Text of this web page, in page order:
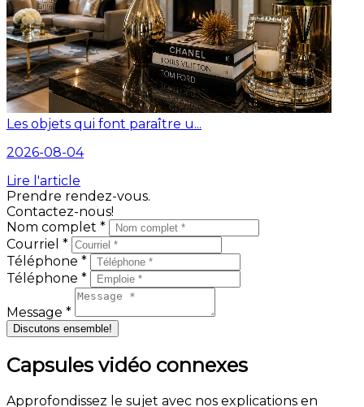
Les objets qui font paraître u...
2026-08-04
Lire l'article
Prendre rendez-vous.
Contactez-nous!
Nom complet *
Courriel *
Téléphone *
Téléphone *
Message *
Discutons ensemble!
Capsules vidéo connexes
Approfondissez le sujet avec nos explications en